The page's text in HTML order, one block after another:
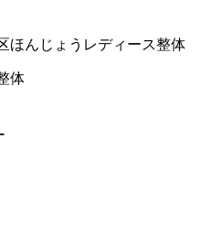
ほんじょうレディース整体